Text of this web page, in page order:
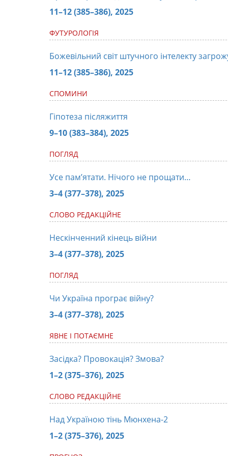
11–12 (385–386), 2025
ФУТУРОЛОГІЯ
Божевільний світ штучного інтелекту
11–12 (385–386), 2025
СПОМИНИ
Гіпотеза післяжиття
9–10 (383–384), 2025
ПОГЛЯД
Усе пам’ятати. Нічого не прощати…
3–4 (377–378), 2025
СЛОВО РЕДАКЦІЙНЕ
Нескінченний кінець війни
3–4 (377–378), 2025
ПОГЛЯД
Чи Україна програє війну?
3–4 (377–378), 2025
ЯВНЕ І ПОТАЄМНЕ
Засідка? Провокація? Змова?
1–2 (375–376), 2025
СЛОВО РЕДАКЦІЙНЕ
Над Україною тінь Мюнхена-2
1–2 (375–376), 2025